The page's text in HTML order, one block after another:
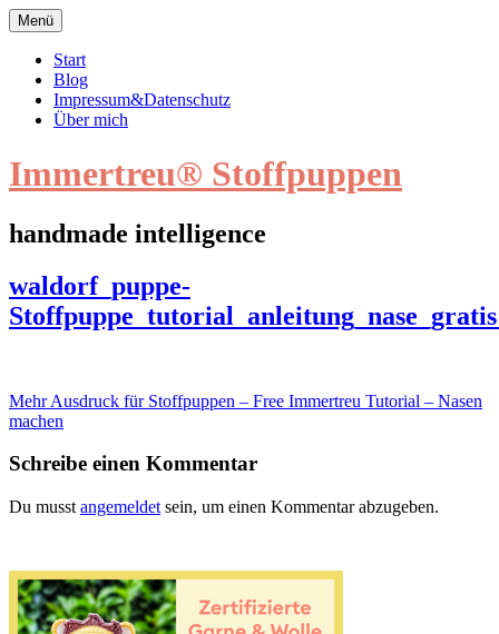
Zum
Inhalt
springen
Menü
Start
Blog
Impressum&Datenschutz
Über mich
Immertreu® Stoffpuppen
handmade intelligence
waldorf_puppe-
Stoffpuppe_tutorial_anleitung_nase_gratis_immertreu16
waldorf_puppe-
Beitragsnavigation
Mehr Ausdruck für Stoffpuppen – Free Immertreu Tutorial – Nasen
machen
Schreibe einen Kommentar
Du musst angemeldet sein, um einen Kommentar abzugeben.